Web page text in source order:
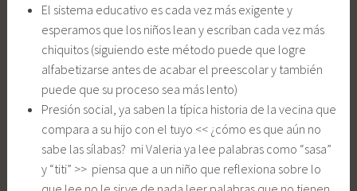
El sistema educativo es cada vez más exigente y
esperamos que los niños lean y escriban cada vez más
chiquitos (siguiendo este método puede que logre
alfabetizarse antes de acabar el preescolar y también
puede que su proceso sea más lento)
Presión social, ya saben la típica historia de la vecina que
compara a su hijo con el tuyo << ¿cómo es que aún no
sabe las sílabas? mi Valeria ya lee palabras como “sasa”
y “titi” >> piensa que a un niño que reflexiona sobre lo